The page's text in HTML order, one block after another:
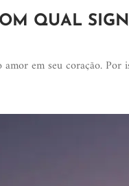
QUAL
em seu coração.